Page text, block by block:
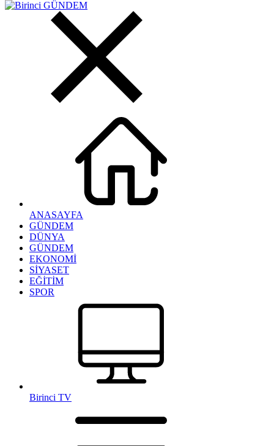
ANASAYFA
GÜNDEM
DÜNYA
GÜNDEM
EKONOMİ
SİYASET
EĞİTİM
SPOR
Birinci TV